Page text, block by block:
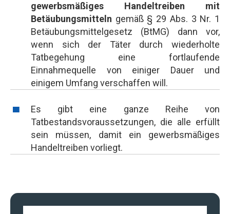
gewerbsmäßiges Handeltreiben mit
Betäubungsmitteln gemäß § 29 Abs. 3 Nr. 1
Betäubungsmittelgesetz (BtMG) dann vor,
wenn sich der Täter durch wiederholte
Tatbegehung eine fortlaufende
Einnahmequelle von einiger Dauer und
einigem Umfang verschaffen will.
Es gibt eine ganze Reihe von
Tatbestandsvoraussetzungen, die alle erfüllt
sein müssen, damit ein gewerbsmäßiges
Handeltreiben vorliegt.